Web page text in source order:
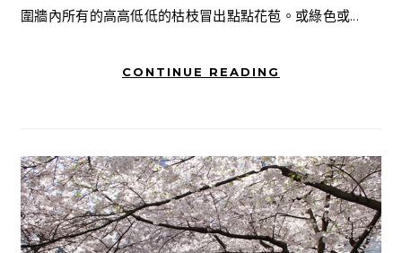
圍牆內所有的高高低低的枯枝冒出點點花苞。或綠色或...
CONTINUE READING